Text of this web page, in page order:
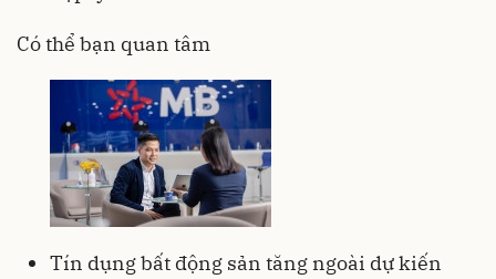
Có thể bạn quan tâm
Tín dụng bất động sản tăng ngoài dự kiến